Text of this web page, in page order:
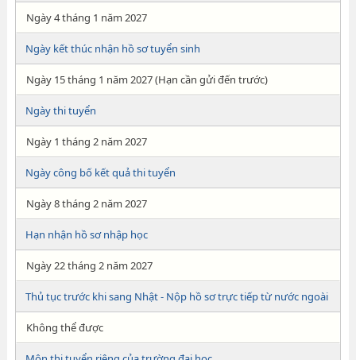
Ngày 4 tháng 1 năm 2027
Ngày kết thúc nhận hồ sơ tuyển sinh
Ngày 15 tháng 1 năm 2027 (Hạn cần gửi đến trước)
Ngày thi tuyển
Ngày 1 tháng 2 năm 2027
Ngày công bố kết quả thi tuyển
Ngày 8 tháng 2 năm 2027
Hạn nhận hồ sơ nhập học
Ngày 22 tháng 2 năm 2027
Thủ tục trước khi sang Nhật - Nộp hồ sơ trực tiếp từ nước ngoài
Không thể được